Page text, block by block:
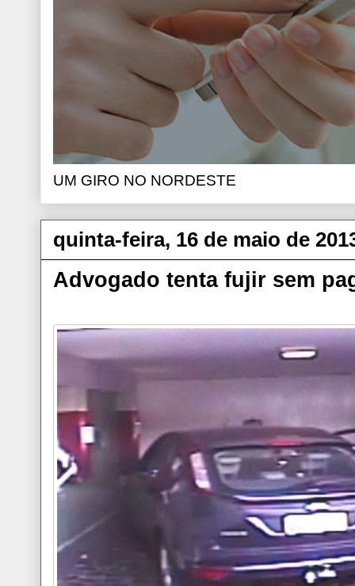
UM GIRO NO NORDESTE
quinta-feira, 16 de maio de
Advogado tenta fujir sem